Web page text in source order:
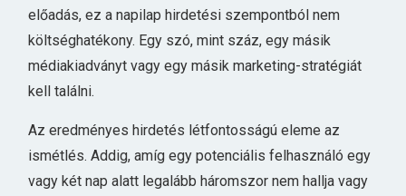
előadás, ez a napilap hirdetési szempontból nem
költséghatékony. Egy szó, mint száz, egy másik
médiakiadványt vagy egy másik marketing-stratégiát
kell találni.
Az eredményes hirdetés létfontosságú eleme az
ismétlés. Addig, amíg egy potenciális felhasználó egy
vagy két nap alatt legalább háromszor nem hallja vagy